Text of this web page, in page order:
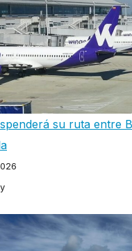
su ruta entre